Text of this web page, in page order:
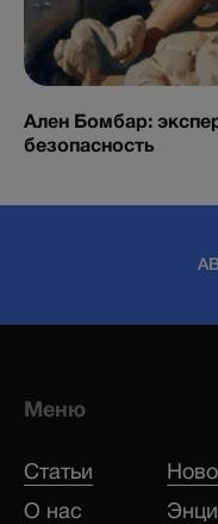
Ален Бомбар:
безопасность
Меню
Статьи
О нас